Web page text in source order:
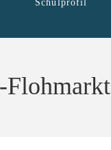
Schulprofil
Flohmarkt